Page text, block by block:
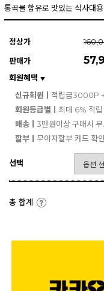
통곡물 함유로 맛있는 식사대
정상가
판매가
회원혜택 ▼
신규회원ㅣ 적립금3000P
회원등급별ㅣ 최대 6% 적
배송ㅣ 3만원이상 구매시
할부ㅣ 무이자할부 카드 확
선택
총 합계